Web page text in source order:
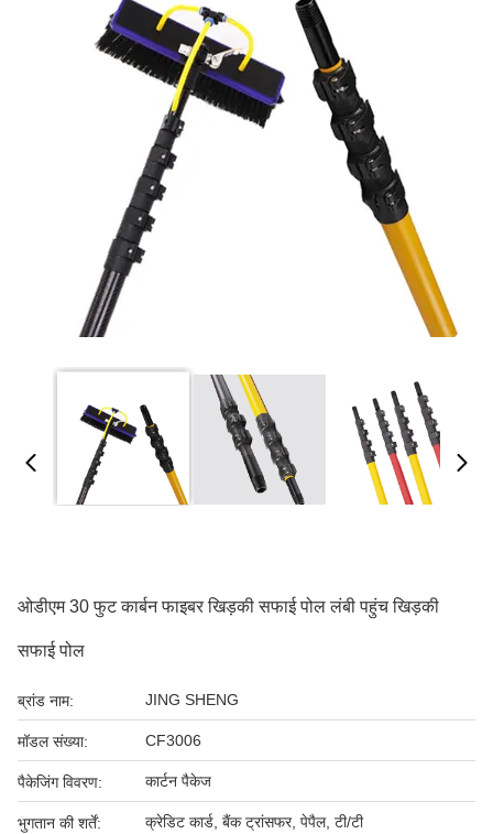
ओडीएम 30 फुट कार्बन फाइबर खिड़की सफाई पोल लंबी पहुंच खिड़की
सफाई पोल
ब्रांड नाम: JING SHENG
मॉडल संख्या: CF3006
पैकेजिंग विवरण: कार्टन पैकेज
भुगतान की शर्तें: क्रेडिट कार्ड, बैंक ट्रांसफर, पेपैल, टी/टी